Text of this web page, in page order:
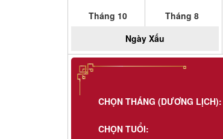
Tháng 10
Tháng 8
Ngày Xấu
CHỌN THÁNG (DƯƠNG LỊCH):
CHỌN TUỔI: